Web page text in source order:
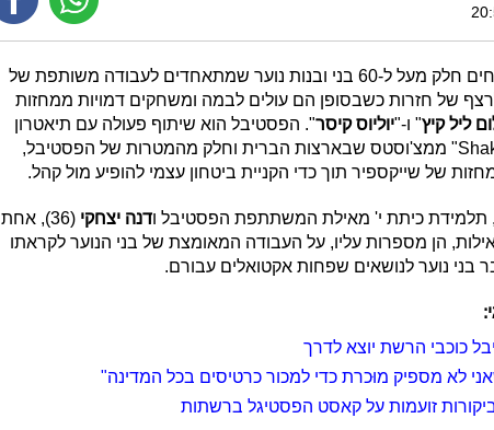
בפסטיבל "שייקספיר" לוקחים חלק מעל ל-60 בני ובנות נוער שמתאחדים לעבודה משותפת של
של חזרות כשבסופן הם עולים לבמה ומשחקים דמויות ממחזות
ליל קיץ" ו-"יוליוס קיסר". הפסטיבל הוא שיתוף פעולה עם תיאטרון
"Shakespeare and Company" ממצ'וסטס שבארצות הברית וחלק מהמטרות של הפסטיבל,
של שייקספיר תוך כדי הקניית ביטחון עצמי להופיע מול קהל.
דנה יצחקי
(36), אחת
הן מספרות עליו, על העבודה המאומצת של בני הנוער לקראתו
בני נוער לנושאים שפחות אקטואלים עבורם.
כוכבי הרשת יוצא לדרך
לא מספיק מוּכרת כדי למכור כרטיסים בכל המדינה"
זועמות על קאסט הפסטיגל ברשתות